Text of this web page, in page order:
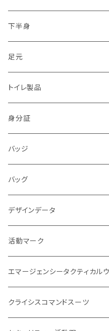
トライク（3輪）・バギー・ジープ隊
ドローン隊
防犯・警戒・警防活動隊
警察犬・検索犬・救助犬
消防
災害時支援
サバイバルゲーム
企画室
下半身
ひざ
パンツ
足元
ブーツ
中敷
トイレ製品
簡易式
使い捨て
身分証
バッジ
災害時医療情報カード
バッジ
POLICE
映画
活動証
身分証
オフィシャル
バッグ
キャラクター
刺繍パッチ
1点もの
デザインデータ
活動マーク
POLICE EYE
災害事案別
活動マーク
トレードマーク
ロイヤリティマーク
エマージェンシータクティカル
クライシスコマンドスーツ